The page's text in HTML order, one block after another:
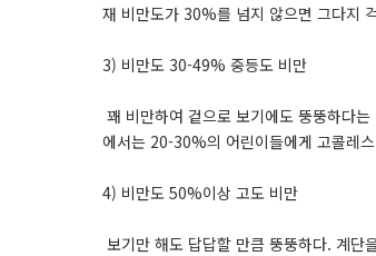
재 비만도가 30%를 넘지 않으면 그다지
3) 비만도 30-49% 중등도 비만
꽤 비만하여 겉으로 보기에도 뚱뚱하다
에서는 20-30%의 어린이들에게 고콜레
4) 비만도 50%이상 고도 비만
보기만 해도 답답할 만큼 뚱뚱하다. 계단